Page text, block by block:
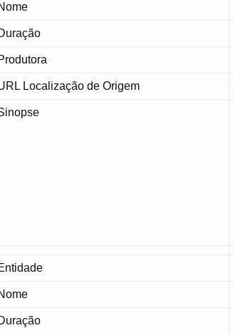
Localização de Origem